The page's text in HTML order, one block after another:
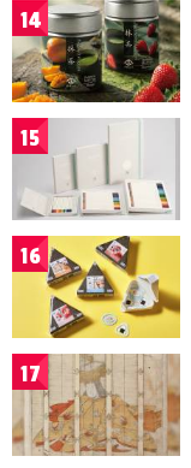
14
15
16
17